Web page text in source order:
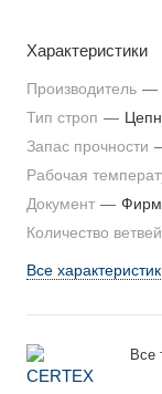
Характеристики
Производитель —
Тип строп —
Запас прочности
Рабочая
Документ —
Количество ветвей
Все
Все